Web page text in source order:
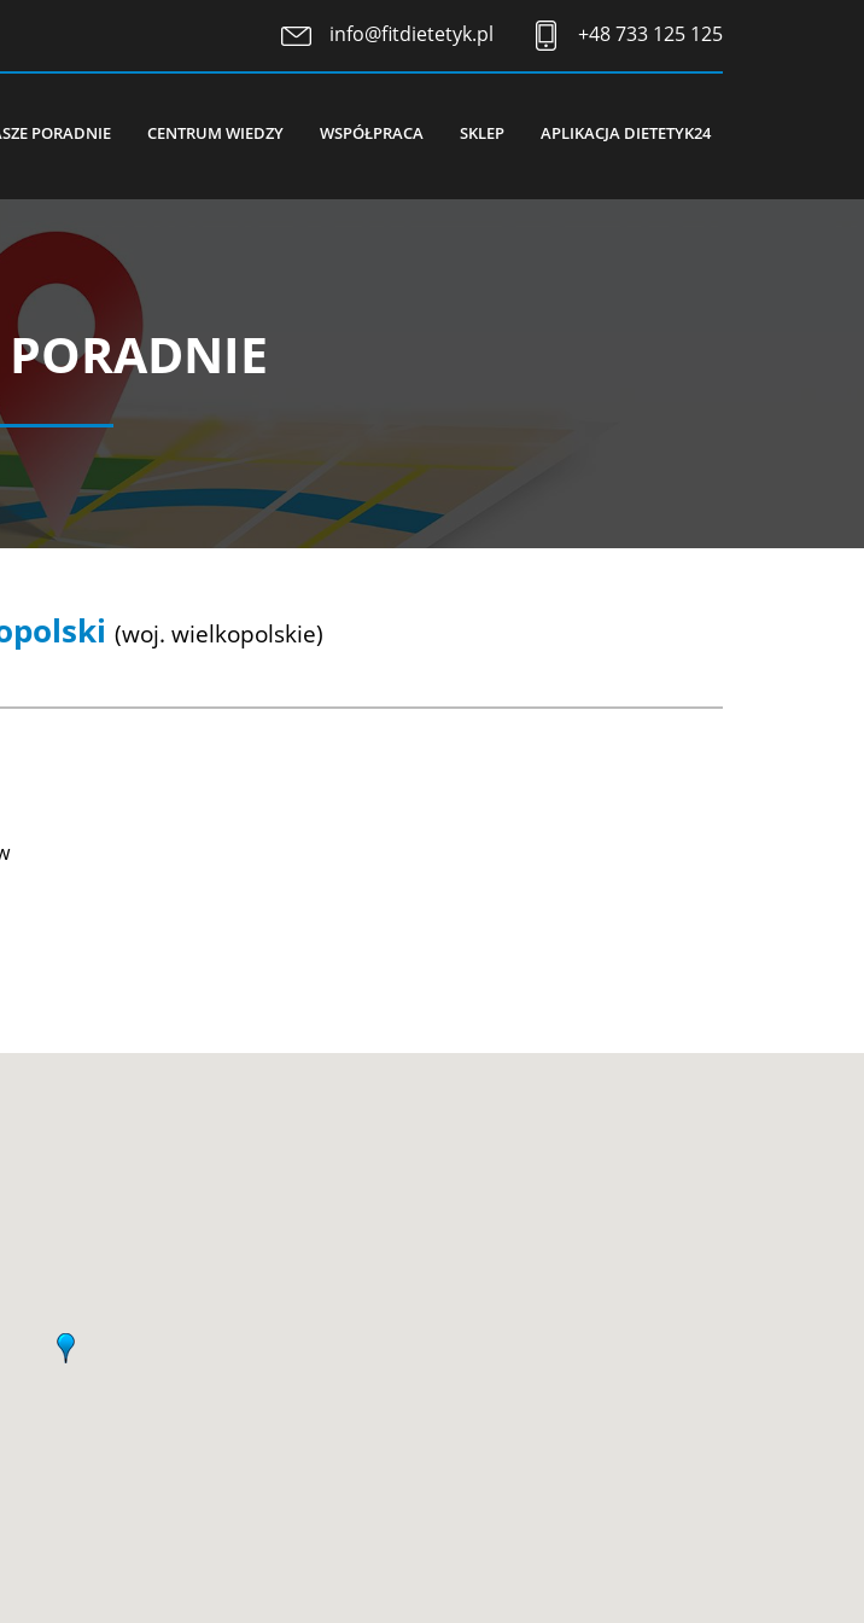
info@fitdietetyk.pl +48 733 125 125
PORADNIE CENTRUM WIEDZY WSPÓŁPRACA SKLEP APLIKACJA DIETETYK24
(woj. wielkopolskie)